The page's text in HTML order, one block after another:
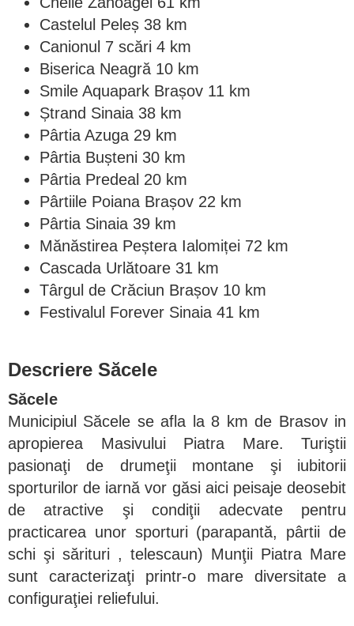
Castelul Peleș 38 km
Canionul 7 scări 4 km
Biserica Neagră 10 km
Smile Aquapark Brașov 11 km
Ștrand Sinaia 38 km
Pârtia Azuga 29 km
Pârtia Bușteni 30 km
Pârtia Predeal 20 km
Pârtiile Poiana Brașov 22 km
Pârtia Sinaia 39 km
Mănăstirea Peștera Ialomiței 72 km
Cascada Urlătoare 31 km
Târgul de Crăciun Brașov 10 km
Festivalul Forever Sinaia 41 km
Descriere Săcele
Săcele
Municipiul Săcele se afla la 8 km de Brasov in
apropierea Masivului Piatra Mare. Turiştii
pasionaţi de drumeţii montane şi iubitorii
sporturilor de iarnă vor găsi aici peisaje deosebit
de atractive şi condiţii adecvate pentru
practicarea unor sporturi (parapantă, pârtii de
schi şi sărituri , telescaun) Munţii Piatra Mare
sunt caracterizaţi printr-o mare diversitate a
configuraţiei reliefului.